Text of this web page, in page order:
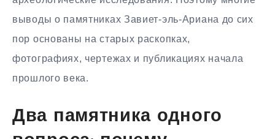
выводы о памятниках Завиет-эль-Ариана до сих
пор основаны на старых раскопках,
фотографиях, чертежах и публикациях начала
прошлого века.
Два памятника одного